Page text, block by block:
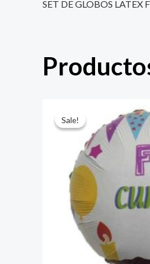
SET DE GLOBOS LATEX
Sale!
Sale!precio
original
era:
$ 4.000.
precio
actual
es: